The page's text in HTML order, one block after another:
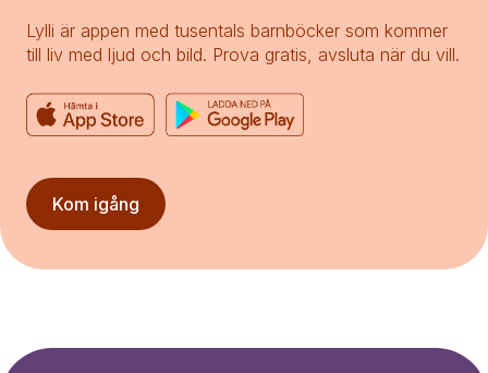
Lylli är appen med tusentals barnböcker som kommer
till liv med ljud och bild. Prova gratis, avsluta när du vill.
Kom igång